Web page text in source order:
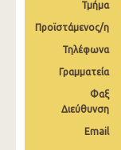
Ιουνίου
Μαΐου 2025
Απριλίου
Μαρτίου
Τμήμα
Προϊστάμενος/η
Τηλέφωνα
Γραμματεία
Φαξ
Διεύθυνση
Email